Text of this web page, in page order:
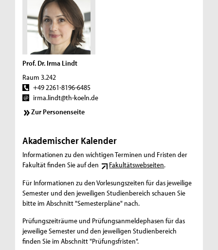
Prof. Dr. Irma Lindt
Raum 3.242
+49 2261-8196-6485
irma.lindt@th-koeln.de
Zur Personenseite
Akademischer Kalender
Informationen zu den wichtigen Terminen und Fristen der
Fakultät finden Sie auf den
Fakultätswebseiten.
Für Informationen zu den Vorlesungszeiten für das jeweilige
Semester und den jeweiligen Studienbereich schauen Sie
bitte im Abschnitt "Semesterpläne" nach.
Prüfungszeiträume und Prüfungsanmeldephasen für das
jeweilige Semester und den jeweiligen Studienbereich
finden Sie im Abschnitt "Prüfungsfristen".